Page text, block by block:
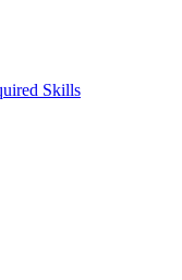
Skills